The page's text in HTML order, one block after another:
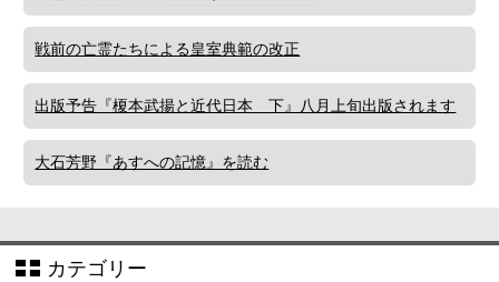
戦前の亡霊たちによる皇室典範の改正
出版予告『榎本武揚と近代日本 下』八月上旬出版されます
大石芳野『あすへの記憶』を読む
カテゴリー